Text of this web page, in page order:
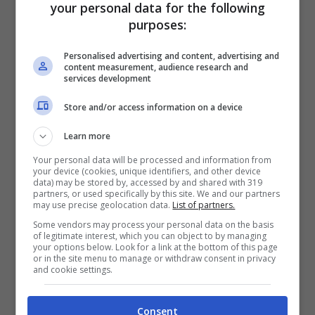
La nuova ebike Fiido Air -Foto credits Fiido media
I freni a disco idraulici sono, invece, Shimano
BR-MT410 mentre la trasmissione è affidata a
your personal data for the following
purposes:
Personalised advertising and content, advertising and
content measurement, audience research and
services development
Store and/or access information on a device
Learn more
Your personal data will be processed and information from
your device (cookies, unique identifiers, and other device
data) may be stored by, accessed by and shared with 319
partners, or used specifically by this site. We and our partners
may use precise geolocation data. List of partners.
Some vendors may process your personal data on the basis
of legitimate interest, which you can object to by managing
your options below. Look for a link at the bottom of this page
or in the site menu to manage or withdraw consent in privacy
and cookie settings.
Consent